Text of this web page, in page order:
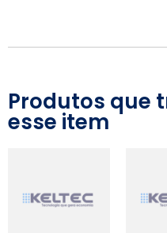
Produtos que
esse item